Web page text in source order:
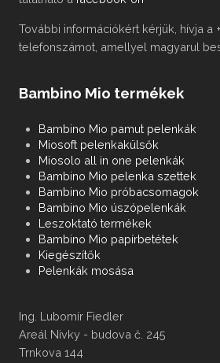
További információkért kérjük, hívja a
telefonszámot, amellyel magyarul
Bambino Mio termékek
Bambino Mio pamut pelenkák
Miosoft pelenkakülsők
Miosolo all in one pelenkák
Bambino Mio pelenka szettek
Bambino Mio próbacsomagok
Bambino Mio úszópelenkák
Leszoktató termékek
Bambino Mio papírbetétek
Kiegészítők
Pelenkák mosása
Ing. Lubomír Fiedler
Areál Nivky - budova č. 245
Trnkova 144